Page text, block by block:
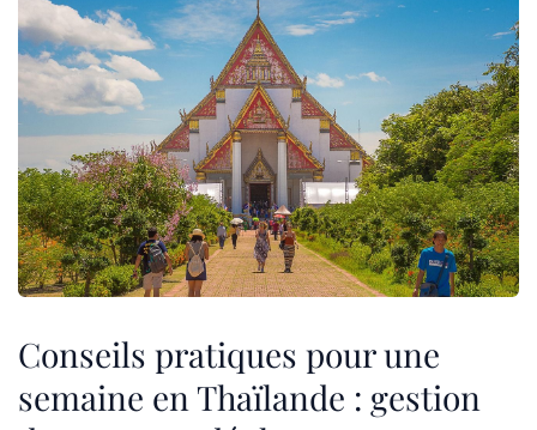
Conseils pratiques pour une
semaine en Thaïlande : gestion